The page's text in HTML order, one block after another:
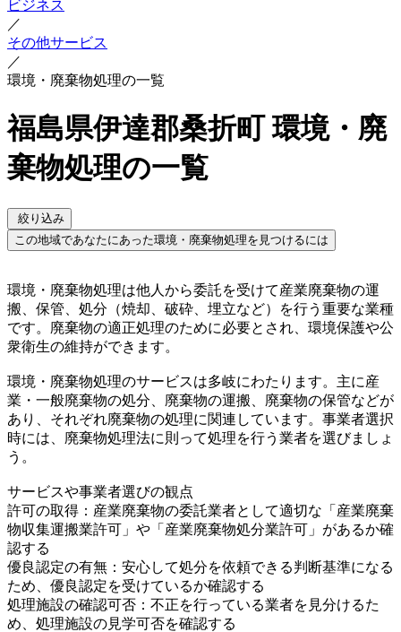
ビジネス
／
その他サービス
／
環境・廃棄物処理の一覧
福島県伊達郡桑折町 環境・廃
棄物処理の一覧
絞り込み
この地域であなたにあった環境・廃棄物処理を見つけるには
環境・廃棄物処理は他人から委託を受けて産業廃棄物の運
搬、保管、処分（焼却、破砕、埋立など）を行う重要な業種
です。廃棄物の適正処理のために必要とされ、環境保護や公
衆衛生の維持ができます。
環境・廃棄物処理のサービスは多岐にわたります。主に産
業・一般廃棄物の処分、廃棄物の運搬、廃棄物の保管などが
あり、それぞれ廃棄物の処理に関連しています。事業者選択
時には、廃棄物処理法に則って処理を行う業者を選びましょ
う。
サービスや事業者選びの観点
許可の取得：産業廃棄物の委託業者として適切な「産業廃棄
物収集運搬業許可」や「産業廃棄物処分業許可」があるか確
認する
優良認定の有無：安心して処分を依頼できる判断基準になる
ため、優良認定を受けているか確認する
処理施設の確認可否：不正を行っている業者を見分けるた
め、処理施設の見学可否を確認する